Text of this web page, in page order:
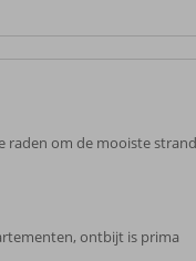
raden om de mooiste
ontbijt is prima